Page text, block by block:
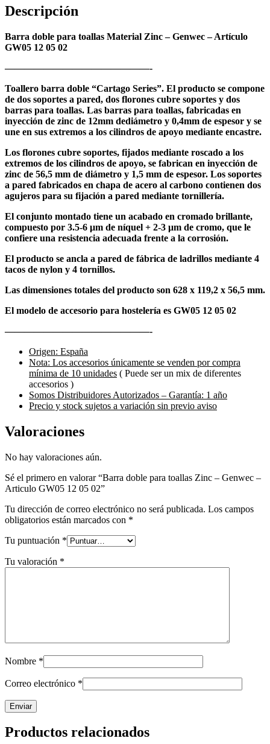
Descripción
Barra doble para toallas Material Zinc – Genwec – Artículo
GW05 12 05 02
———————————————-
Toallero barra doble “Cartago Series”. El producto se compone
de dos soportes a pared, dos florones cubre soportes y dos
barras para toallas. Las barras para toallas, fabricadas en
inyección de zinc de 12mm dediámetro y 0,4mm de espesor y se
une en sus extremos a los cilindros de apoyo mediante encastre.
Los florones cubre soportes, fijados mediante roscado a los
extremos de los cilindros de apoyo, se fabrican en inyección de
zinc de 56,5 mm de diámetro y 1,5 mm de espesor. Los soportes
a pared fabricados en chapa de acero al carbono contienen dos
agujeros para su fijación a pared mediante tornillería.
El conjunto montado tiene un acabado en cromado brillante,
compuesto por 3.5-6 μm de níquel + 2-3 μm de cromo, que le
confiere una resistencia adecuada frente a la corrosión.
El producto se ancla a pared de fábrica de ladrillos mediante 4
tacos de nylon y 4 tornillos.
Las dimensiones totales del producto son 628 x 119,2 x 56,5 mm.
El modelo de accesorio para hostelería es GW05 12 05 02
———————————————-
Origen: España
Nota: Los accesorios únicamente se venden por compra
mínima de 10 unidades ( Puede ser un mix de diferentes
accesorios )
Somos Distribuidores Autorizados – Garantía: 1 año
Precio y stock sujetos a variación sin previo aviso
Valoraciones
No hay valoraciones aún.
Sé el primero en valorar “Barra doble para toallas Zinc – Genwec –
Articulo GW05 12 05 02”
Tu dirección de correo electrónico no será publicada. Los campos
obligatorios están marcados con *
Tu puntuación *
Tu valoración *
Nombre *
Correo electrónico *
Productos relacionados